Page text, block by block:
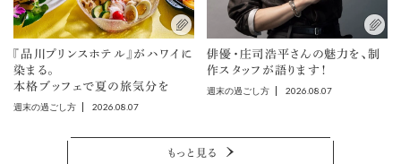
『品川プリンスホテル』がハワイに
染まる。
本格ブッフェで夏の旅気分を
週末の過ごし方 2026.08.07
俳優・庄司浩平さんの魅力を、制
作スタッフが語ります！
週末の過ごし方 2026.08.07
もっと見る